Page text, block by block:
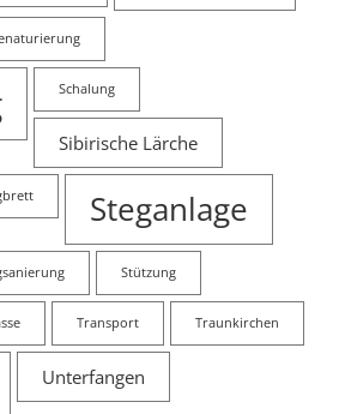
Schalung
Sibirische Lärche
Steganlage
Stützung
Transport Traunkirchen
Unterfangen